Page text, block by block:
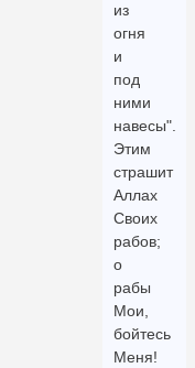
из
огня
и
под
ними
навесы".
Этим
страшит
Аллах
Своих
рабов;
о
рабы
Мои,
бойтесь
Меня!